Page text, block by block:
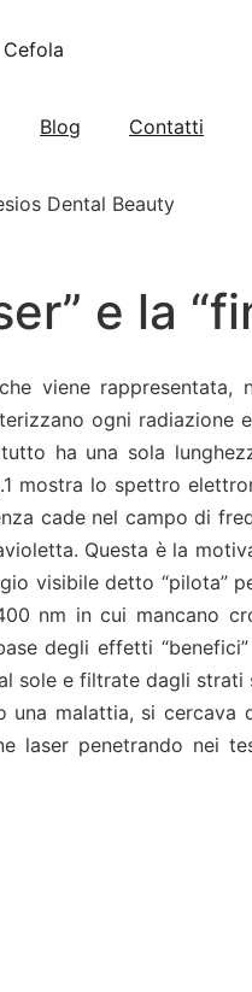
Blog Contatti
e la
viene rappresentata,
ogni
ha una sola
lo spettro
cade nel campo di
Questa è la
visibile detto “pilota”
nm in cui mancano
degli effetti
e filtrate dagli
malattia, si
laser penetrando nei